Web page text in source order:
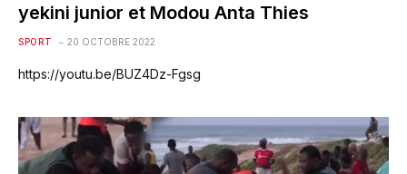
yekini junior et Modou Anta Thies
SPORT 20 OCTOBRE 2022
https://youtu.be/BUZ4Dz-Fgsg